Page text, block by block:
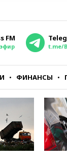
FM
t.me/
ФИНАНСЫ